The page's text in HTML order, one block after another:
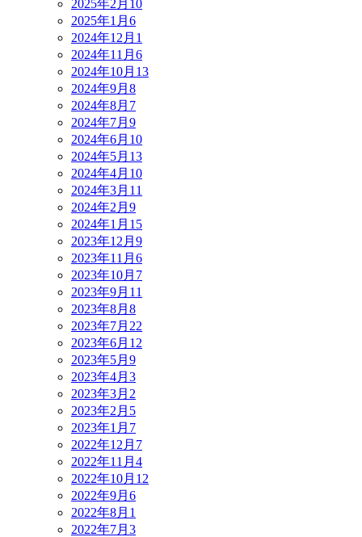
2025年2月 10
2025年1月 6
2024年12月 1
2024年11月 6
2024年10月 13
2024年9月 8
2024年8月 7
2024年7月 9
2024年6月 10
2024年5月 13
2024年4月 10
2024年3月 11
2024年2月 9
2024年1月 15
2023年12月 9
2023年11月 6
2023年10月 7
2023年9月 11
2023年8月 8
2023年7月 22
2023年6月 12
2023年5月 9
2023年4月 3
2023年3月 2
2023年2月 5
2023年1月 7
2022年12月 7
2022年11月 4
2022年10月 12
2022年9月 6
2022年8月 1
2022年7月 3